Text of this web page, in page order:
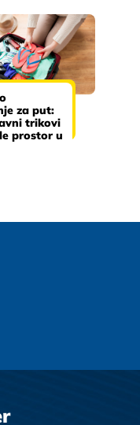
za put:
trikovi
prostor u